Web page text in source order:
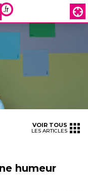
VOIR TOUS
LES ARTICLES
humeur